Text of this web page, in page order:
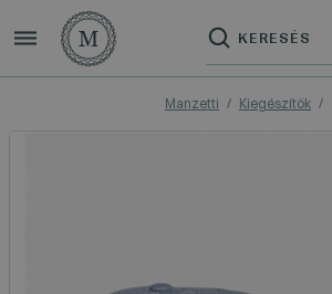
Manzetti Kiegészítők